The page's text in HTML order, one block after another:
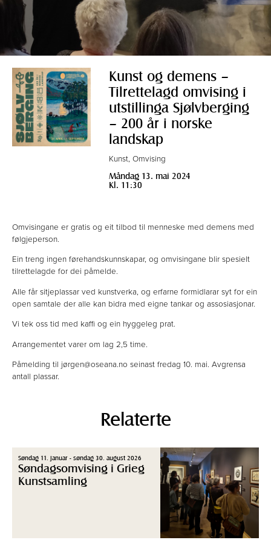
Omvisingane er gratis og eit tilbod til menneske med demens med
følgjeperson.
Ein treng ingen førehandskunnskapar, og omvisingane blir spesielt
tilrettelagde for dei påmelde.
Alle får sitjeplassar ved kunstverka, og erfarne formidlarar syt for ein
open samtale der alle kan bidra med eigne tankar og assosiasjonar.
Vi tek oss tid med kaffi og ein hyggeleg prat.
Arrangementet varer om lag 2,5 time.
Påmelding til jørgen@oseana.no seinast fredag 10. mai. Avgrensa
antall plassar.
Kunst og demens –
Tilrettelagd omvising i
utstillinga Sjølvberging
– 200 år i norske
landskap
Kunst, Omvising
Måndag 13. mai 2024
Kl. 11:30
Relaterte
Søndag 11. januar - søndag 30. august 2026
Søndagsomvising i Grieg
Kunstsamling